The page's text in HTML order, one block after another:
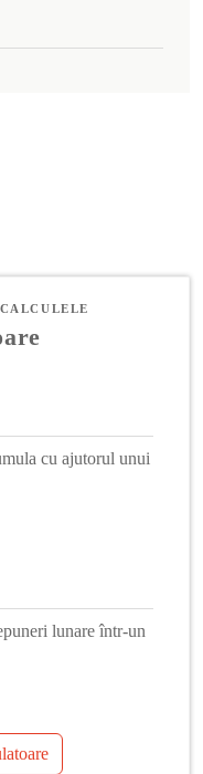
cu ajutorul unui
lunare într-un